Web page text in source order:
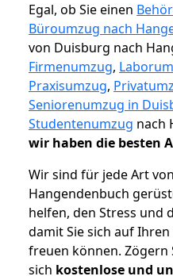
Egal, ob Sie einen
Büroumzug nach
von Duisburg nach
Firmenumzug,
Praxisumzug,
Seniorenumzug in
Studentenumzug nach
wir haben die besten
Wir sind für jede Art
Hangendenbuch
helfen, den Stress und
damit Sie sich auf
freuen können. Zögern
sich kostenlose und